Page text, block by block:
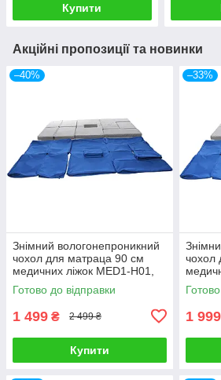
Купити
Акційні пропозиції та новинки
–40%
Знімний вологонепроникний
чохол для матраца 90 см
медичних ліжок MED1-Н01,
MED1-Н03 (8 см)
Готово до відправки
1 499 ₴ 2 499 ₴
Купити
–33%
чохол
1 999